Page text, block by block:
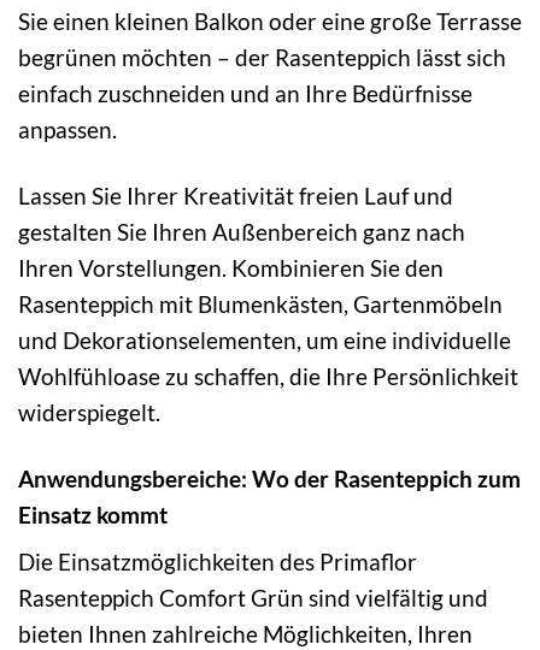
Sie einen kleinen Balkon oder eine große Terrasse
begrünen möchten – der Rasenteppich lässt sich
einfach zuschneiden und an Ihre Bedürfnisse
anpassen.
Lassen Sie Ihrer Kreativität freien Lauf und
gestalten Sie Ihren Außenbereich ganz nach
Ihren Vorstellungen. Kombinieren Sie den
Rasenteppich mit Blumenkästen, Gartenmöbeln
und Dekorationselementen, um eine individuelle
Wohlfühloase zu schaffen, die Ihre Persönlichkeit
widerspiegelt.
Anwendungsbereiche: Wo der Rasenteppich zum
Einsatz kommt
Die Einsatzmöglichkeiten des Primaflor
Rasenteppich Comfort Grün sind vielfältig und
bieten Ihnen zahlreiche Möglichkeiten, Ihren